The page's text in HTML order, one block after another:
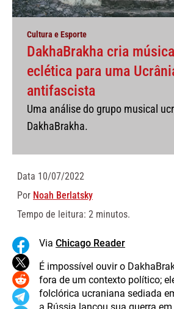
Cultura e Esporte
DakhaBrakha cria
eclética para uma
antifascista
Uma análise do grupo musical
DakhaBrakha.
Data 10/07/2022
Por Noah Berlatsky
Tempo de leitura: 2 minutos.
Via Chicago Reader
É impossível ouvir o
fora de um contexto político;
folclórica ucraniana sediada